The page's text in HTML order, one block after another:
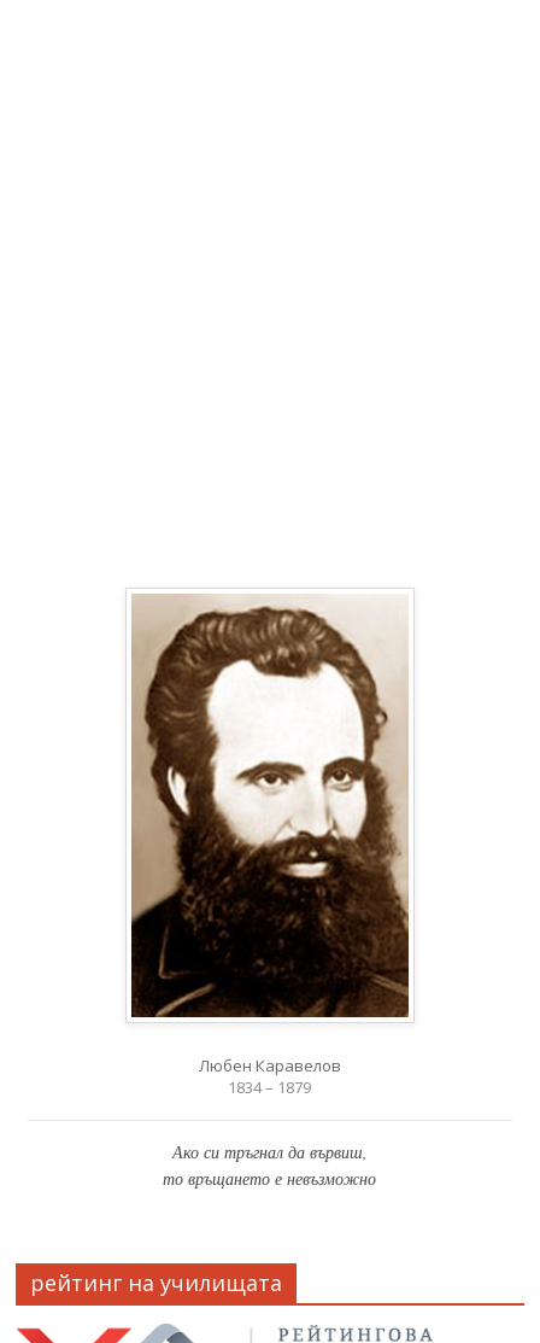
Любен Каравелов
1834 – 1879
Ако си тръгнал да вървиш,
то връщането е невъзможно
рейтинг на училищата